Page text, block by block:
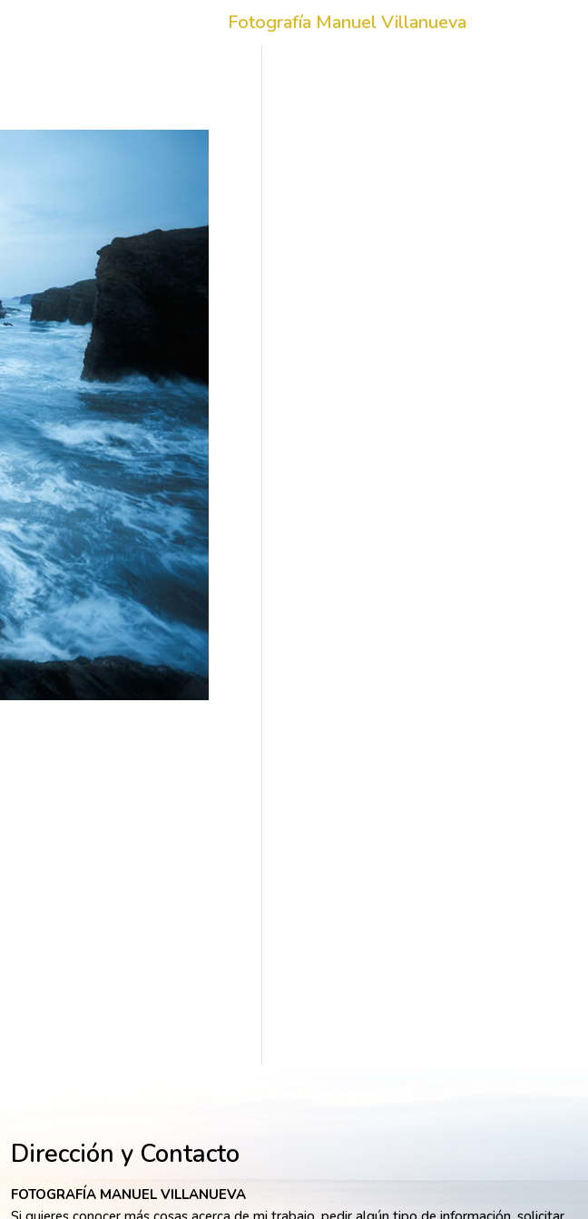
Fotografía Manuel Villanueva
Dirección y Contacto
FOTOGRAFÍA MANUEL VILLANUEVA